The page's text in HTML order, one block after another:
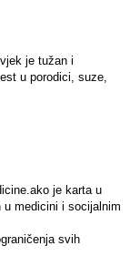
je tužan i
u porodici, suze,
je karta u
medicini i socijalnim
svih